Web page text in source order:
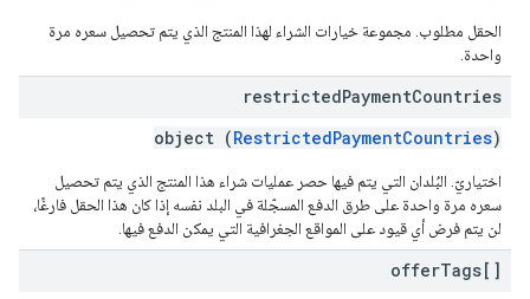
الحقل مطلوب. مجموعة خيارات الشراء لهذا المنتج الذي يتم تحصيل سعره مرة
واحدة.
restrictedPaymentCountries
object (RestrictedPaymentCountries)
اختياريّ. البُلدان التي يتم فيها حصر عمليات شراء هذا المنتج الذي يتم تحصيل
سعره مرة واحدة على طرق الدفع المسجّلة في البلد نفسه إذا كان هذا الحقل فارغًا،
لن يتم فرض أي قيود على المواقع الجغرافية التي يمكن الدفع فيها.
offerTags[]